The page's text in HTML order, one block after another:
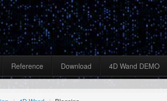
Reference Download 4D Wand DEMO